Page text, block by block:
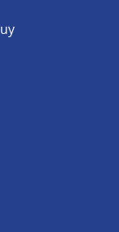
(Abrir en una
en Xen Facebook
Digital en